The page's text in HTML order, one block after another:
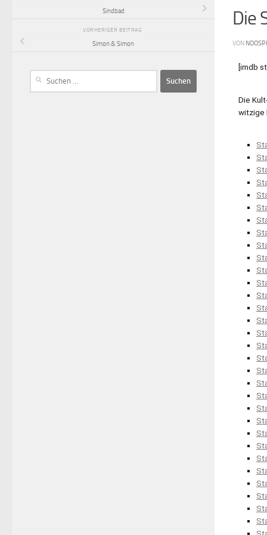
Die
VON
[imdb
Die
witzige
Sindbad
VORHERIGER BEITRAG
Simon & Simon